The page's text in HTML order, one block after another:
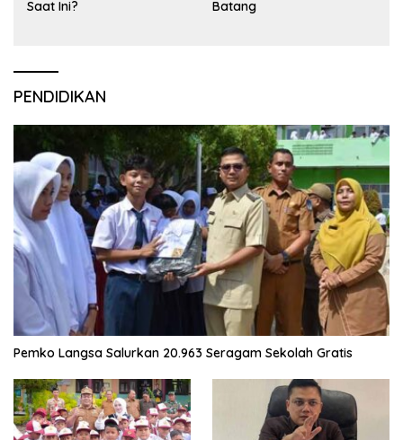
Saat Ini?
Batang
PENDIDIKAN
Pemko Langsa Salurkan 20.963 Seragam Sekolah Gratis